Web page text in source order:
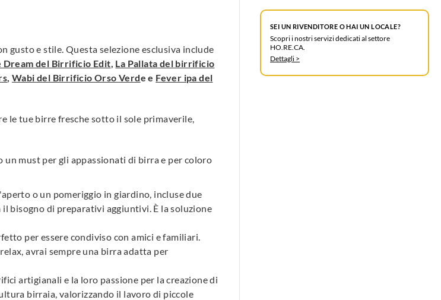
SEI UN RIVENDITORE O HAI UN LOCALE?
Scopri i nostri servizi dedicati al settore
HO.RE.CA.
Dettagli >
gusto e stile. Questa selezione esclusiva include
Dream del Birrificio Edit, La Pallata del birrificio
,Wabi del Birrificio Orso Verde e Fever ipa del
le tue birre fresche sotto il sole primaverile,
must per gli appassionati di birra e per coloro
o un pomeriggio in giardino, incluse due
bisogno di preparativi aggiuntivi. È la soluzione
per essere condiviso con amici e familiari.
avrai sempre una birra adatta per
artigianali e la loro passione per la creazione di
birraia, valorizzando il lavoro di piccole